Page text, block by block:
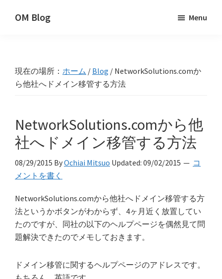
OM Blog Menu
現在の場所： ホーム / Blog / NetworkSolutions.comか
ら他社へドメイン移管する方法
NetworkSolutions.comから他
社へドメイン移管する方法
08/29/2015 ByOchiai Mitsuo Updated: 09/02/2015
コ
メントを書く
NetworkSolutions.comから他社へドメイン移管する方
法というかボタンがわからず、4ヶ月近く放置してい
たのですが、同社の以下のヘルプページを偶然見て問
題解決できたのでメモしておきます。
ドメイン移管に関するヘルプページのアドレスです。